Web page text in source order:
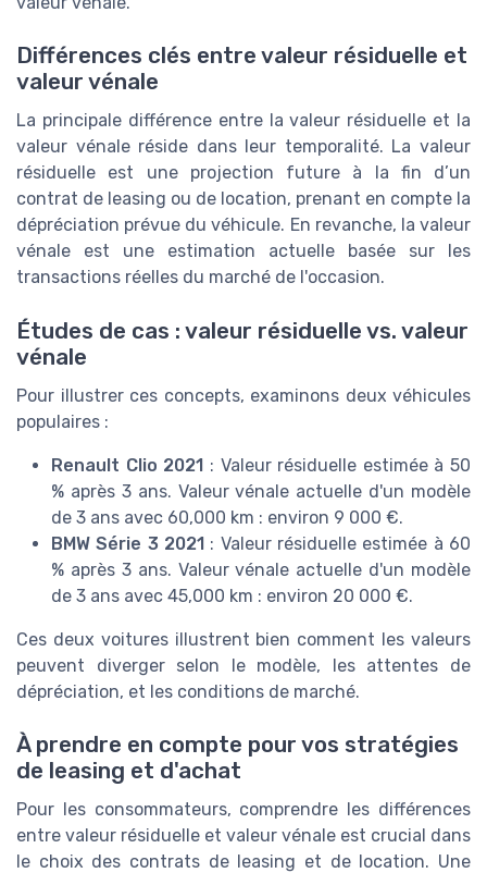
Différences clés entre valeur résiduelle et
valeur vénale
La principale différence entre la valeur résiduelle et la
valeur vénale réside dans leur temporalité. La valeur
résiduelle est une projection future à la fin d’un
contrat de leasing ou de location, prenant en compte la
dépréciation prévue du véhicule. En revanche, la valeur
vénale est une estimation actuelle basée sur les
transactions réelles du marché de l'occasion.
Études de cas : valeur résiduelle vs. valeur
vénale
Pour illustrer ces concepts, examinons deux véhicules
populaires :
Renault Clio 2021 : Valeur résiduelle estimée à 50
% après 3 ans. Valeur vénale actuelle d'un modèle
de 3 ans avec 60,000 km : environ 9 000 €.
BMW Série 3 2021 : Valeur résiduelle estimée à 60
% après 3 ans. Valeur vénale actuelle d'un modèle
de 3 ans avec 45,000 km : environ 20 000 €.
Ces deux voitures illustrent bien comment les valeurs
peuvent diverger selon le modèle, les attentes de
dépréciation, et les conditions de marché.
À prendre en compte pour vos stratégies
de leasing et d'achat
Pour les consommateurs, comprendre les différences
entre valeur résiduelle et valeur vénale est crucial dans
le choix des contrats de leasing et de location. Une